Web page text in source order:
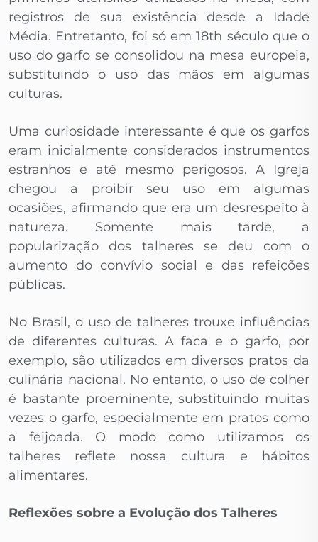
registros de sua existência desde a Idade
Média. Entretanto, foi só em 18th século que o
uso do garfo se consolidou na mesa europeia,
substituindo o uso das mãos em algumas
culturas.
Uma curiosidade interessante é que os garfos
eram inicialmente considerados instrumentos
estranhos e até mesmo perigosos. A Igreja
chegou a proibir seu uso em algumas
ocasiões, afirmando que era um desrespeito à
natureza. Somente mais tarde, a
popularização dos talheres se deu com o
aumento do convívio social e das refeições
públicas.
No Brasil, o uso de talheres trouxe influências
de diferentes culturas. A faca e o garfo, por
exemplo, são utilizados em diversos pratos da
culinária nacional. No entanto, o uso de colher
é bastante proeminente, substituindo muitas
vezes o garfo, especialmente em pratos como
a feijoada. O modo como utilizamos os
talheres reflete nossa cultura e hábitos
alimentares.
Reflexões sobre a Evolução dos Talheres